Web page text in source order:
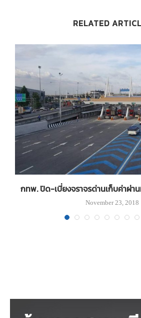
RELATED
กทพ. ปิด-เบี่ยงจราจรด่านเก็บค่าผ่า
November 23, 2018